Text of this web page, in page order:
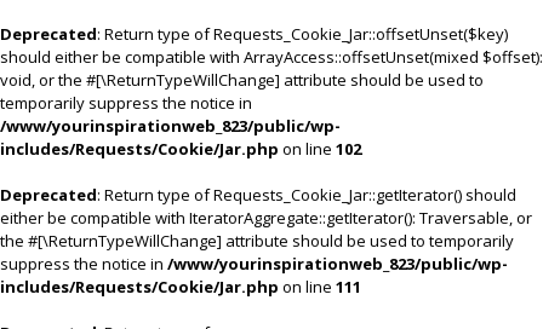
Deprecated: Return type of Requests_Cookie_Jar::offsetUnset($key)
should either be compatible with ArrayAccess::offsetUnset(mixed $offset):
void, or the #[\ReturnTypeWillChange] attribute should be used to
temporarily suppress the notice in
/www/yourinspirationweb_823/public/wp-
includes/Requests/Cookie/Jar.php on line 102
Deprecated: Return type of Requests_Cookie_Jar::getIterator() should
either be compatible with IteratorAggregate::getIterator(): Traversable, or
the #[\ReturnTypeWillChange] attribute should be used to temporarily
suppress the notice in /www/yourinspirationweb_823/public/wp-
includes/Requests/Cookie/Jar.php on line 111